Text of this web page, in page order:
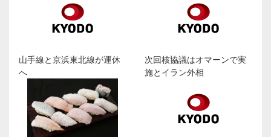
山手線と京浜東北線が運休
へ
次回核協議はオマーンで実
施とイラン外相